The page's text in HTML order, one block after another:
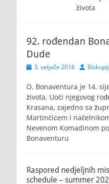
života
92. rođendan
Dude
Posted
3. veljače 2016 Author
O. Bonaventura je 14.
života. Uoči njegovog
Krasana, zajedno sa
Martinčićem i
Nevenom Komadinom
Bonaventuru
Raspored nedjeljnih
schedule – summer